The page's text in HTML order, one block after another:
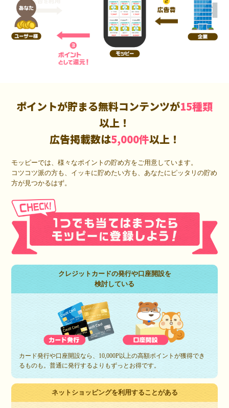
ポイントが貯まる無料コンテンツが15種類
以上！
広告掲載数は5,000件以上！
モッピーでは、様々なポイントの貯め方をご用意しています。
コツコツ派の方も、イッキに貯めたい方も、あなたにピッタリの貯め
方が見つかるはず。
クレジットカードの発行や口座開設を
検討している
カード発行や口座開設なら、10,000P以上の高額ポイントが獲得でき
るものも。普通に発行するよりもずっとお得です。
ネットショッピングを利用することがある